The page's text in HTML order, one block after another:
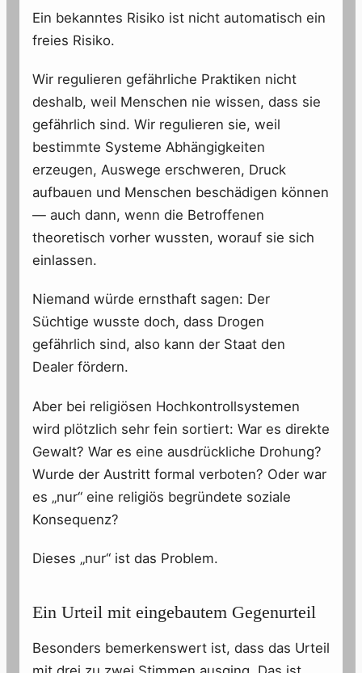
Ein bekanntes Risiko ist nicht automatisch ein
freies Risiko.
Wir regulieren gefährliche Praktiken nicht
deshalb, weil Menschen nie wissen, dass sie
gefährlich sind. Wir regulieren sie, weil
bestimmte Systeme Abhängigkeiten
erzeugen, Auswege erschweren, Druck
aufbauen und Menschen beschädigen können
— auch dann, wenn die Betroffenen
theoretisch vorher wussten, worauf sie sich
einlassen.
Niemand würde ernsthaft sagen: Der
Süchtige wusste doch, dass Drogen
gefährlich sind, also kann der Staat den
Dealer fördern.
Aber bei religiösen Hochkontrollsystemen
wird plötzlich sehr fein sortiert: War es direkte
Gewalt? War es eine ausdrückliche Drohung?
Wurde der Austritt formal verboten? Oder war
es „nur“ eine religiös begründete soziale
Konsequenz?
Dieses „nur“ ist das Problem.
Ein Urteil mit eingebautem Gegenurteil
Besonders bemerkenswert ist, dass das Urteil